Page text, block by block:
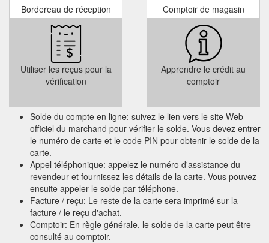
Bordereau de réception
Utiliser les reçus pour la
vérification
Comptoir de magasin
Apprendre le crédit au
comptoir
Solde du compte en ligne: suivez le lien vers le site Web
officiel du marchand pour vérifier le solde. Vous devez entrer
le numéro de carte et le code PIN pour obtenir le solde de la
carte.
Appel téléphonique: appelez le numéro d'assistance du
revendeur et fournissez les détails de la carte. Vous pouvez
ensuite appeler le solde par téléphone.
Facture / reçu: Le reste de la carte sera imprimé sur la
facture / le reçu d'achat.
Comptoir: En règle générale, le solde de la carte peut être
consulté au comptoir.